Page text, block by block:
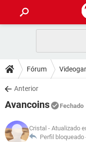
CELULAR
OUTLOOK
INSTAGRAM
GUIA DE COMPRAS
DICAS
JOGOS
INSTAGRAM
DOWNLOADS
JOGOS
CELULAR
OUTLOOK
JOGOS
GLOSSÁRIO
Fórum
Anterior
Avancoins Fechado
Cristal - Atualizado
Perfil bloqueado